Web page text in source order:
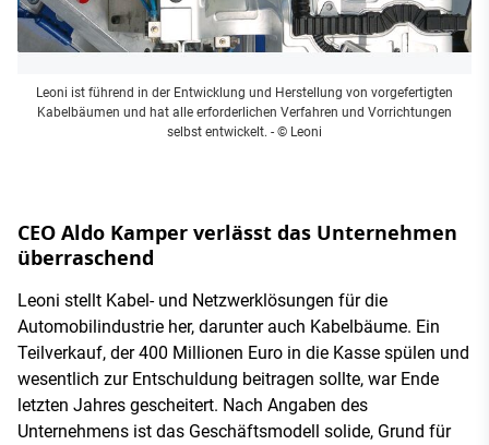
Leoni ist führend in der Entwicklung und Herstellung von vorgefertigten
Kabelbäumen und hat alle erforderlichen Verfahren und Vorrichtungen
selbst entwickelt. - © Leoni
CEO Aldo Kamper verlässt das Unternehmen
überraschend
Leoni stellt Kabel- und Netzwerklösungen für die
Automobilindustrie her, darunter auch Kabelbäume. Ein
Teilverkauf, der 400 Millionen Euro in die Kasse spülen und
wesentlich zur Entschuldung beitragen sollte, war Ende
letzten Jahres gescheitert. Nach Angaben des
Unternehmens ist das Geschäftsmodell solide, Grund für